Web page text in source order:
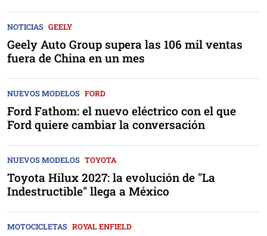
NOTICIAS GEELY
Geely Auto Group supera las 106 mil ventas
fuera de China en un mes
NUEVOS MODELOS FORD
Ford Fathom: el nuevo eléctrico con el que
Ford quiere cambiar la conversación
NUEVOS MODELOS TOYOTA
Toyota Hilux 2027: la evolución de "La
Indestructible" llega a México
MOTOCICLETAS ROYAL ENFIELD